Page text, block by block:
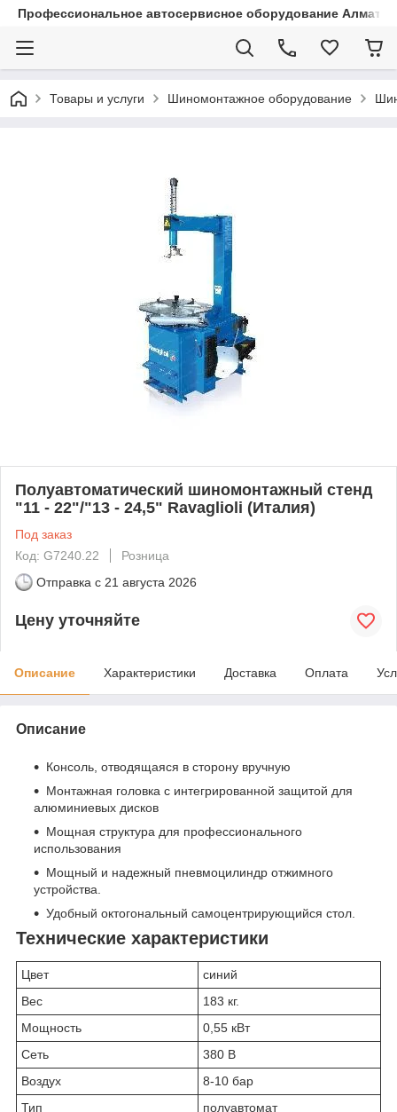
Профессиональное автосервисное оборудование Алматы
Товары и услуги Шиномонтажное оборудование
Полуавтоматический шиномонтажный стенд
"11 - 22"/"13 - 24,5" Ravaglioli (Италия)
Под заказ
Код: G7240.22
Розница
Отправка с 21 августа 2026
Цену уточняйте
Описание Характеристики Доставка Оплата
Описание
Консоль, отводящаяся в сторону вручную
Монтажная головка с интегрированной защитой для
алюминиевых дисков
Мощная структура для профессионального
использования
Мощный и надежный пневмоцилиндр отжимного
устройства.
Удобный октогональный самоцентрирующийся стол.
Технические характеристики
Цвет
синий
Вес
183 кг.
Мощность
0,55 кВт
Сеть
380 В
Воздух
8-10 бар
Тип
полуавтомат